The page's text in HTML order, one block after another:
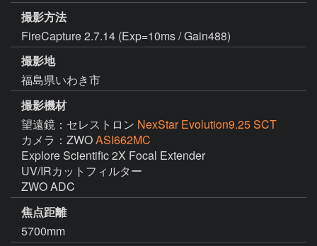
撮影方法
FireCapture 2.7.14 (Exp=10ms / Gain488)
撮影地
福島県いわき市
撮影機材
望遠鏡：セレストロン NexStar Evolution9.25 SCT
カメラ：ZWOASI662MC
Explore Scientific 2X Focal Extender
UV/IRカットフィルター
ZWO ADC
焦点距離
5700mm